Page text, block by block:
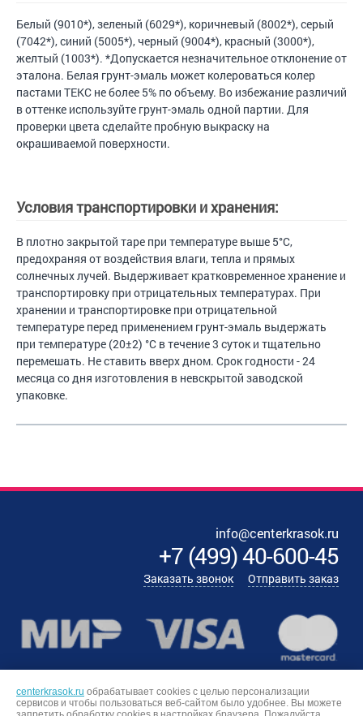
Белый (9010*), зеленый (6029*), коричневый (8002*), серый
(7042*), синий (5005*), черный (9004*), красный (3000*),
желтый (1003*). *Допускается незначительное отклонение от
эталона. Белая грунт-эмаль может колероваться колер
пастами ТЕКС не более 5% по объему. Во избежание различий
в оттенке используйте грунт-эмаль одной партии. Для
проверки цвета сделайте пробную выкраску на
окрашиваемой поверхности.
Условия транспортировки и хранения:
В плотно закрытой таре при температуре выше 5°С,
предохраняя от воздействия влаги, тепла и прямых
солнечных лучей. Выдерживает кратковременное хранение и
транспортировку при отрицательных температурах. При
хранении и транспортировке при отрицательной
температуре перед применением грунт-эмаль выдержать
при температуре (20±2) °С в течение 3 суток и тщательно
перемешать. Не ставить вверх дном. Срок годности - 24
месяца со дня изготовления в невскрытой заводской
упаковке.
info@centerkrasok.ru
+7(499)40-600-45
Заказать звонок Отправить заказ
centerkrasok.ru обрабатывает cookies с целью персонализации
сервисов и чтобы пользоваться веб-сайтом было удобнее. Вы можете